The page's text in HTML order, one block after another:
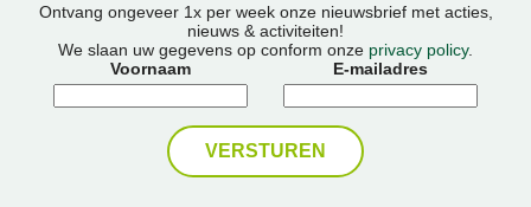
Ontvang ongeveer 1x per week onze nieuwsbrief met acties,
nieuws & activiteiten!
We slaan uw gegevens op conform onze privacy policy.
Voornaam
E-mailadres